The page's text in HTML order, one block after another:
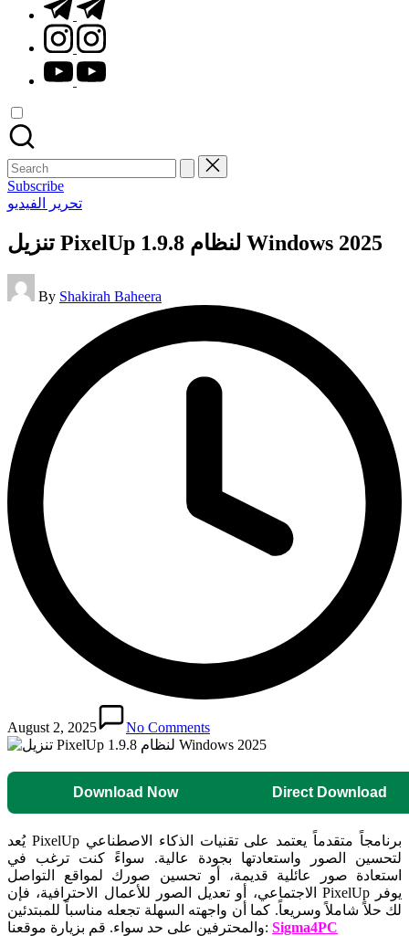
instagram.com
youtube.com
Search
for:
Subscribe
Posted
تحرير الفيديو
تنزيل PixelUp 1.9.8 لنظام Windows 2025
Posted
by
By Shakirah Baheera
August 2, 2025 No Comments
Download Now Direct Download
يُعد PixelUp برنامجاً متقدماً يعتمد على تقنيات الذكاء الاصطناعي
لتحسين الصور واستعادتها بجودة عالية. سواءً كنت ترغب في
استعادة صور عائلية قديمة، أو تحسين صورك لمواقع التواصل
الاجتماعي، أو تعديل الصور للأعمال الاحترافية، فإن PixelUp يوفر
لك حلاً شاملاً وسريعاً. كما أن واجهته السهلة تجعله مناسباً للمبتدئين
والمحترفين على حد سواء.قم بزيارة موقعنا: Sigma4PC